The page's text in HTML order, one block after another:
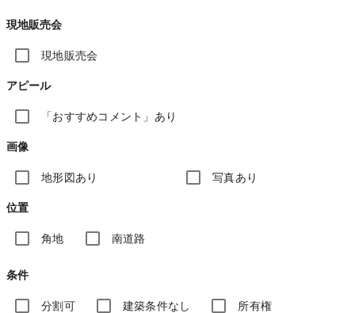
現地販売会
現地販売会
アピール
「おすすめコメント」あり
画像
地形図あり 写真あり
位置
角地 南道路
条件
分割可 建築条件なし 所有権